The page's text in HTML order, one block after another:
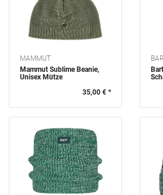
MAMMUT
Mammut Sublime Beanie,
Unisex Mütze
35,00 € *